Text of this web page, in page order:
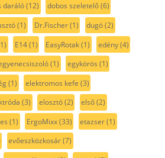
daráló(12) dobos szeletelő(6)
(1) Dr.Fischer(1) dugó(2)
E14(1) EasyRotak(1) edény(4)
(1) egykörös (1)
(1) elektromos kefe (3)
(3) elosztó(2) első(2)
(1) ErgoMixx(33) etazser(1)
evőeszközkosár(7)